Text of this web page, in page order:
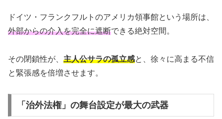
ドイツ・フランクフルトのアメリカ領事館という場所は、
外部からの介入を完全に遮断できる絶対空間。
その閉鎖性が、 主人公サラの孤立感と、徐々に高まる不信
と緊張感を倍増させます。
「治外法権」の舞台設定が最大の武器